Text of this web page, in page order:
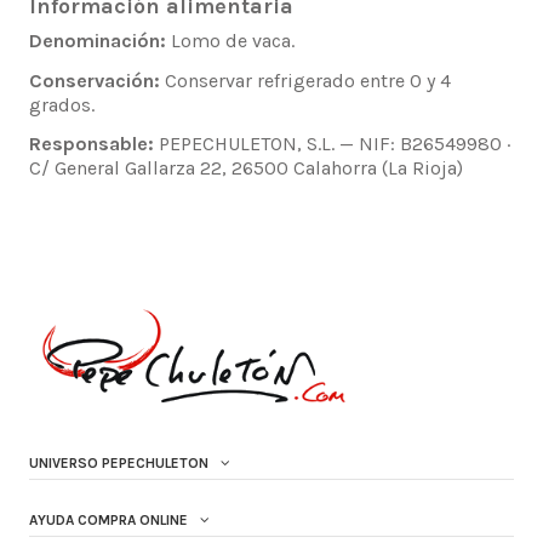
Información alimentaria
Denominación: Lomo de vaca.
Conservación: Conservar refrigerado entre 0 y 4
grados.
Responsable: PEPECHULETON, S.L. — NIF: B26549980 ·
C/ General Gallarza 22, 26500 Calahorra (La Rioja)
UNIVERSO PEPECHULETON
AYUDA COMPRA ONLINE